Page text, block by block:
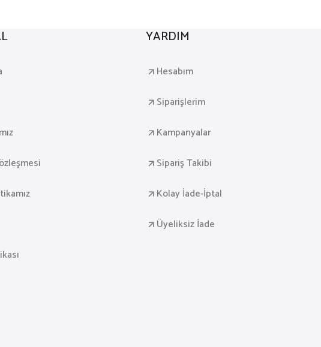
YARDIM
Hesabım
Siparişlerim
Kampanyalar
Sipariş Takibi
Kolay İade-İptal
Üyeliksiz İade